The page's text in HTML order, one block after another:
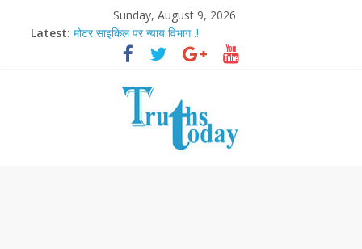
Sunday, August 9, 2026
Latest: मोटर साइकिल पर न्याय विभाग .!
Ram Mandir Pran Pratishthan-अयोध्या में विराजे रामलला
मासूम लेकिन खतरनाक है आरपीजी अटैक का नाबालिग आरोपी..!
अब फिल्मों के लिए धार्मिक बोर्ड..!
आज बिखर जाएगा इमरान खान का विकेट